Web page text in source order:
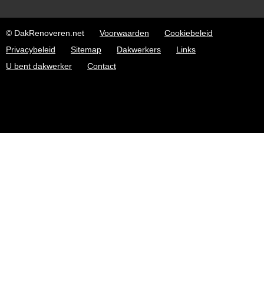
© DakRenoveren.net Voorwaarden
Cookiebeleid
Privacybeleid
Sitemap Dakwerkers
Links
U bent dakwerker
Contact